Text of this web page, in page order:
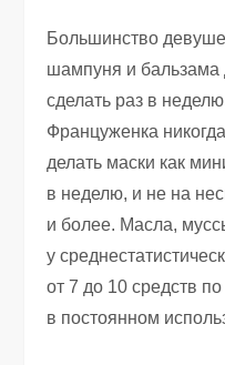
Большинство
шампуня и бальзама
сделать раз в неделю
Француженка
делать маски как
в неделю, и не на
и более. Масла,
у
от 7 до 10 средств
в постоянном